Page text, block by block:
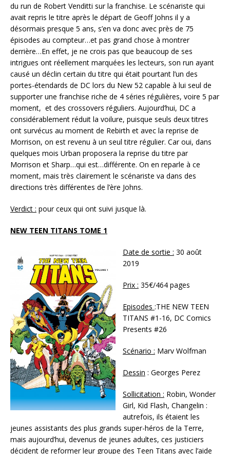
du run de Robert Venditti sur la franchise. Le scénariste qui
avait repris le titre après le départ de Geoff Johns il y a
désormais presque 5 ans, s’en va donc avec près de 75
épisodes au compteur…et pas grand chose à montrer
derrière…En effet, je ne crois pas que beaucoup de ses
intrigues ont réellement marquées les lecteurs, son run ayant
causé un déclin certain du titre qui était pourtant l’un des
portes-étendards de DC lors du New 52 capable à lui seul de
supporter une franchise riche de 4 séries régulières, voire 5 par
moment, et des crossovers réguliers. Aujourd’hui, DC a
considérablement réduit la voilure, puisque seuls deux titres
ont survécus au moment de Rebirth et avec la reprise de
Morrison, on est revenu à un seul titre régulier. Car oui, dans
quelques mois Urban proposera la reprise du titre par
Morrison et Sharp…qui est…différente. On en reparle à ce
moment, mais très clairement le scénariste va dans des
directions très différentes de l’ère Johns.
Verdict : pour ceux qui ont suivi jusque là.
NEW TEEN TITANS TOME 1
Date de sortie : 30 août
2019
Prix : 35€/464 pages
Episodes :THE NEW TEEN
TITANS #1-16, DC Comics
Presents #26
Scénario : Marv Wolfman
Dessin : Georges Perez
Sollicitation : Robin, Wonder
Girl, Kid Flash, Changelin :
autrefois, ils étaient les
jeunes assistants des plus grands super-héros de la Terre,
mais aujourd’hui, devenus de jeunes adultes, ces justiciers
décident de reformer leur groupe des Teen Titans avec l’aide